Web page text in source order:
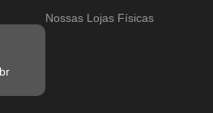
Nossas Lojas Físicas